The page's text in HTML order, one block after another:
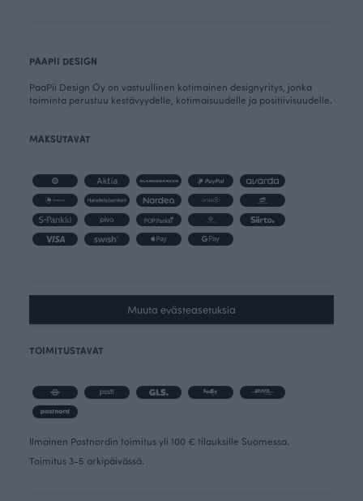
PAAPII DESIGN
PaaPii Design Oy on vastuullinen kotimainen designyritys, jonka
toiminta perustuu kestävyydelle, kotimaisuudelle ja positiivisuudelle.
MAKSUTAVAT
Muuta evästeasetuksia
TOIMITUSTAVAT
Ilmainen Postnordin toimitus yli 100 € tilauksille Suomessa.
Toimitus 3-5 arkipäivässä.